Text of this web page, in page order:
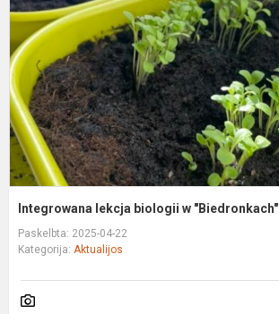
Integrowana lekcja biologii w "Biedronkach"
Paskelbta: 2025-04-22
Kategorija: Aktualijos